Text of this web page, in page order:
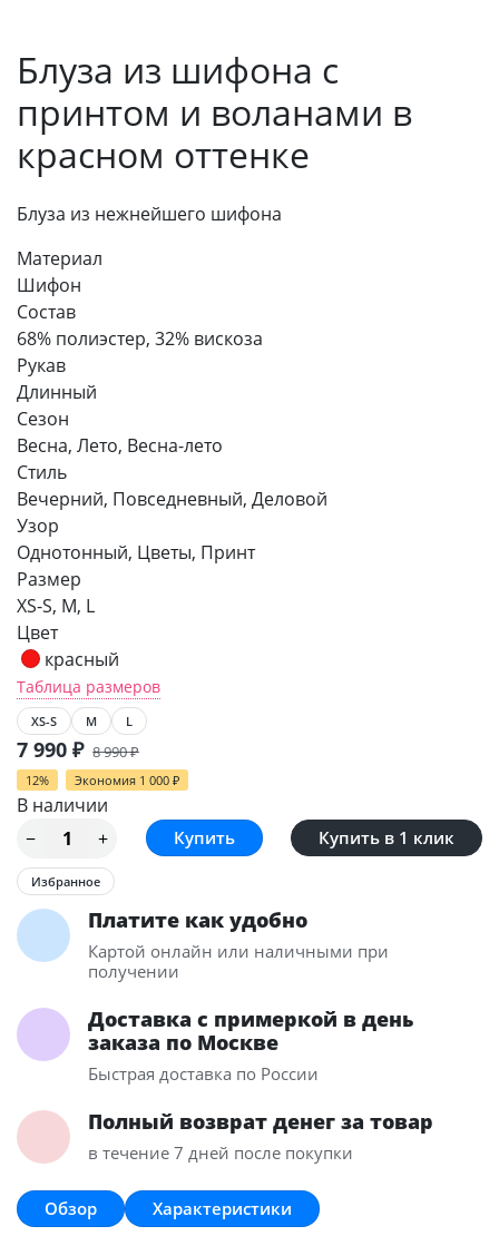
Блуза из шифона с
принтом и воланами в
красном оттенке
Блуза из нежнейшего шифона
Материал
Шифон
Состав
68% полиэстер, 32% вискоза
Рукав
Длинный
Сезон
Весна, Лето, Весна-лето
Стиль
Вечерний, Повседневный, Деловой
Узор
Однотонный, Цветы, Принт
Размер
XS-S, M, L
Цвет
красный
Таблица размеров
XS-S M L
7 990 ₽ 8 990₽
12% Экономия 1 000 ₽
В наличии
Купить в 1 клик
Избранное
Платите как удобно
Картой онлайн или наличными при
получении
Доставка с примеркой в день
заказа по Москве
Быстрая доставка по России
Полный возврат денег за товар
в течение 7 дней после покупки
Обзор Характеристики